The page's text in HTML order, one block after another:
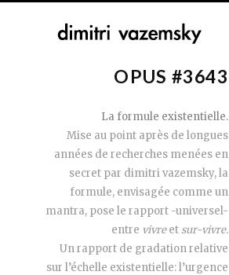
OPUS #3643
La formule existentielle.
Mise au point après de longues
années de recherches menées en
secret par dimitri vazemsky, la
formule, envisagée comme un
mantra, pose le rapport -universel-
entre vivreet sur-vivre.
Un rapport de gradation relative
sur l’échelle existentielle: l’urgence